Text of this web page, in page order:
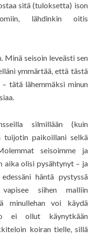
sitä (tuloksetta) ison
lähdinkin oitis
Minä seisoin leveästi sen
ymmärtää, että tästä
tätä lähemmäksi minun
silmillään (kuin
tuijotin paikoillani selkä
seisoimme ja
aika olisi pysähtynyt – ja
häntä pystyssä
siihen malliin
minullehan voi käydä
ei ollut käynytkään
koiran tielle, sillä